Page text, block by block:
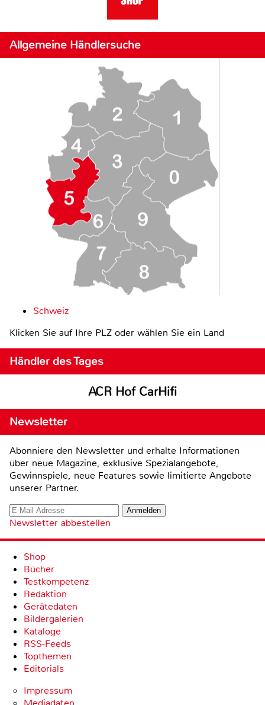
Allgemeine Händlersuche
Schweiz
Klicken Sie auf Ihre PLZ oder wählen Sie ein Land
Händler des Tages
ACR Hof CarHifi
Newsletter
Abonniere den Newsletter und erhalte Informationen
über neue Magazine, exklusive Spezialangebote,
Gewinnspiele, neue Features sowie limitierte Angebote
unserer Partner.
Newsletter abbestellen
Shop
Bücher
Testkompetenz
Redaktion
Gerätedaten
Bildergalerien
Kataloge
RSS-Feeds
Topthemen
Editorials
Impressum